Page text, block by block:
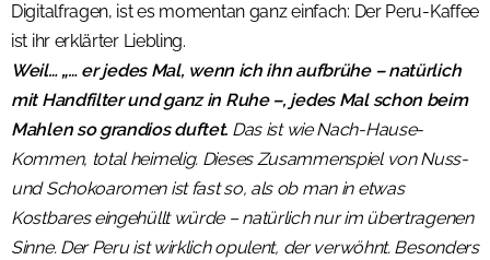
Digitalfragen, ist es momentan ganz einfach: Der Peru-Kaffee
ist ihr erklärter Liebling.
Weil… „… er jedes Mal, wenn ich ihn aufbrühe – natürlich
mit Handfilter und ganz in Ruhe –, jedes Mal schon beim
Mahlen so grandios duftet. Das ist wie Nach-Hause-
Kommen, total heimelig. Dieses Zusammenspiel von Nuss-
und Schokoaromen ist fast so, als ob man in etwas
Kostbares eingehüllt würde – natürlich nur im übertragenen
Sinne. Der Peru ist wirklich opulent, der verwöhnt. Besonders